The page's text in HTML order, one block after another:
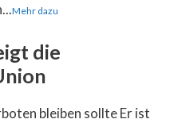
Mehr dazu
die
bleiben sollte Er ist